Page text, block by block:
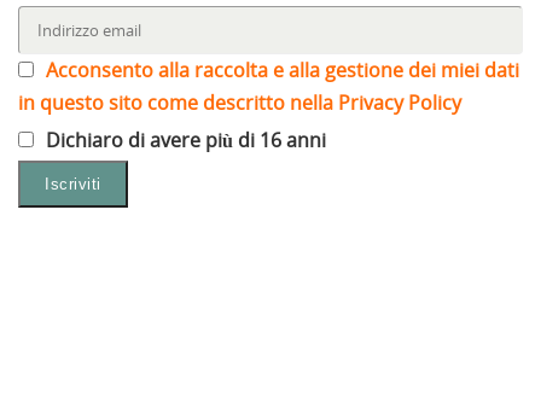
Acconsento alla raccolta e alla gestione dei miei dati
in questo sito come descritto nella Privacy Policy
Dichiaro di avere più di 16 anni